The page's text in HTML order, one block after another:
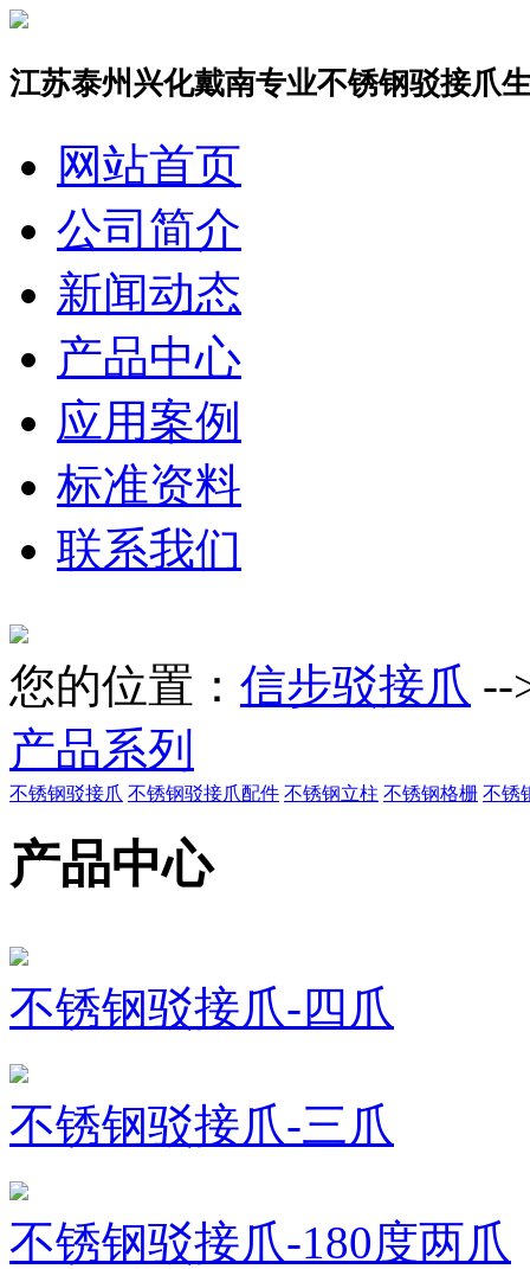
江苏泰州兴化戴南专业不锈钢驳接爪
网站首页
公司简介
新闻动态
产品中心
应用案例
标准资料
联系我们
您的位置： 信步驳接爪 --
产品系列
不锈钢驳接爪 不锈钢驳接爪配件 不锈钢立柱 不锈钢格栅 不锈
产品中心
不锈钢驳接爪-四爪
不锈钢驳接爪-三爪
不锈钢驳接爪-180度两爪